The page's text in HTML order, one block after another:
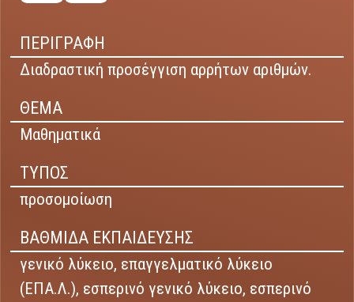
ΠΕΡΙΓΡΑΦΗ
Διαδραστική προσέγγιση αρρήτων αριθμών.
ΘΕΜΑ
Μαθηματικά
ΤΥΠΟΣ
προσομοίωση
ΒΑΘΜΙΔΑ ΕΚΠΑΙΔΕΥΣΗΣ
γενικό λύκειο, επαγγελματικό λύκειο
(ΕΠΑ.Λ.), εσπερινό γενικό λύκειο, εσπερινό